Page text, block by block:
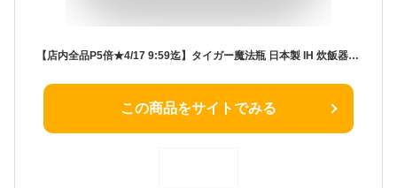
【店内全品P5倍★4/17 9:59迄】タイガー魔法瓶 日本製 IH 炊飯器 5.5合炊き 遠赤厚釜 炊きたて ブラック JPW-H100 K炊きたて 炊飯ジャー パン焼き 調理 ケーキ 早炊き 冷凍ごはん
この商品をサイトでみる